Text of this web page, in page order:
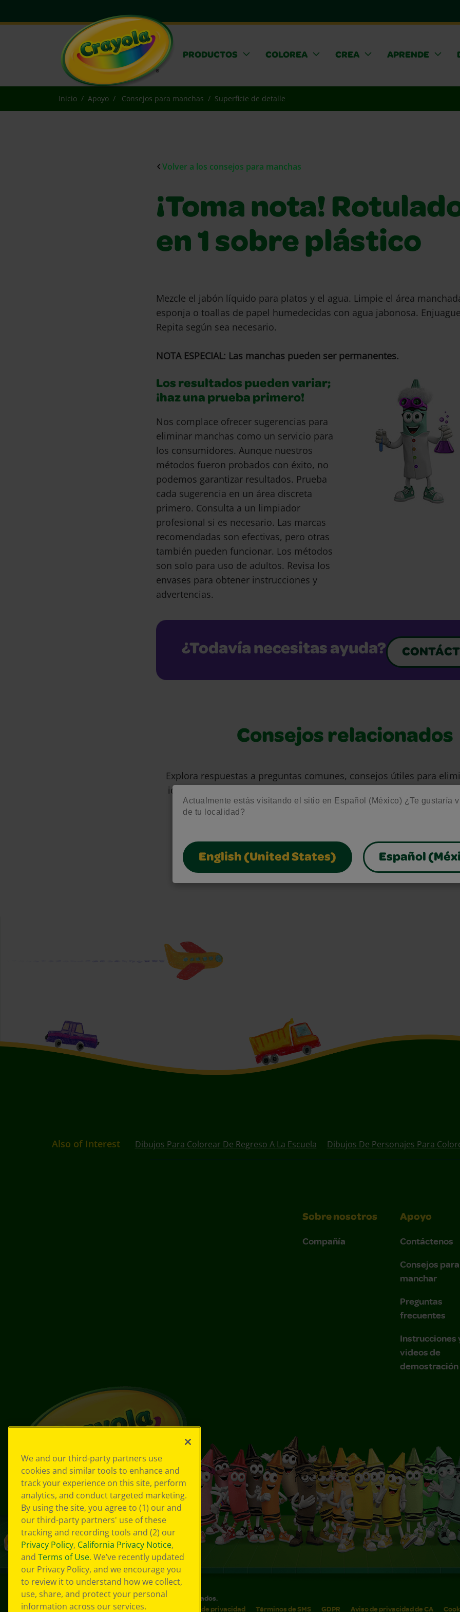
Actualmente estás visitando el sitio en Español (México) ¿Te gustaría
de tu localidad?
English (United States) Español
PRODUCTOS COLOREA CREA APRENDE
Inicio Apoyo Consejos para manchas Superficie de detalle
Volver a los consejos para manchas
¡Toma nota!
en 1 sobre plástico
Mezcle el jabón líquido para platos y el agua. Limpie el área
esponja o toallas de papel humedecidas con agua jabonosa.
Repita según sea necesario.
NOTA ESPECIAL: Las manchas pueden ser permanentes.
Los resultados pueden variar;
¡haz una prueba primero!
Nos complace ofrecer sugerencias para
eliminar manchas como un servicio para
los consumidores. Aunque nuestros
métodos fueron probados con éxito, no
podemos garantizar resultados. Prueba
cada sugerencia en un área discreta
primero. Consulta a un limpiador
profesional si es necesario. Las marcas
recomendadas son efectivas, pero otras
también pueden funcionar. Los métodos
son solo para uso de adultos. Revisa los
envases para obtener instrucciones y
advertencias.
¿Todavía necesitas ayuda?
Consejos relacionados
Explora respuestas a preguntas comunes, consejos útiles para
ideas creativas para aprovechar al máximo nuestros materiales de
gratuitos.
Also of Interest Dibujos Para Colorear De Regreso A La Escuela Dibujos De Personajes Para
Sobre nosotros
Compañía
Apoyo
Contáctenos
Consejos para
manchar
Preguntas
frecuentes
Instrucciones
videos de
demostración
© 2026 Crayola® Todos los derechos reservados.
Sus opciones de privacidad
Política de privacidad Términos de SMS GDPR Aviso de privacidad de CA
We and our third-party partners use
cookies and similar tools to enhance and
track your experience on this site, perform
analytics, and conduct targeted marketing.
By using the site, you agree to (1) our and
our third-party partners' use of these
tracking and recording tools and (2) our
Privacy Policy, California Privacy Notice,
and Terms of Use. We’ve recently updated
our Privacy Policy, and we encourage you
to review it to understand how we collect,
use, share, and protect your personal
information across our services.